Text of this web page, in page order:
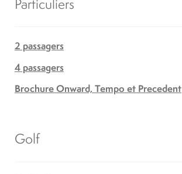
2 passagers
4 passagers
Brochure Onward, Tempo et Precedent
Golf